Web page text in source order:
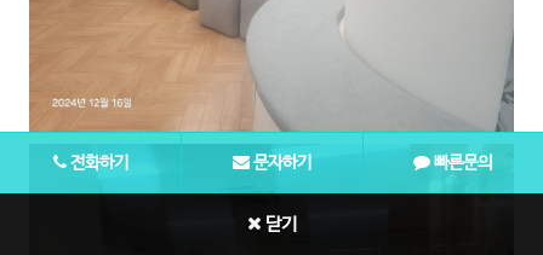
전화하기 문자하기 빠른문의
닫기